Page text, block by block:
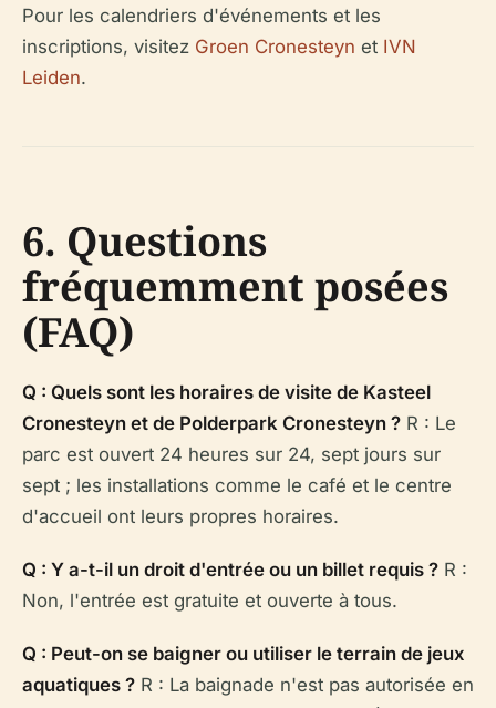
Pour les calendriers d'événements et les
inscriptions, visitez Groen Cronesteyn et IVN
Leiden.
6. Questions
fréquemment posées
(FAQ)
Q : Quels sont les horaires de visite de Kasteel
Cronesteyn et de Polderpark Cronesteyn ? R : Le
parc est ouvert 24 heures sur 24, sept jours sur
sept ; les installations comme le café et le centre
d'accueil ont leurs propres horaires.
Q : Y a-t-il un droit d'entrée ou un billet requis ? R :
Non, l'entrée est gratuite et ouverte à tous.
Q : Peut-on se baigner ou utiliser le terrain de jeux
aquatiques ? R : La baignade n'est pas autorisée en